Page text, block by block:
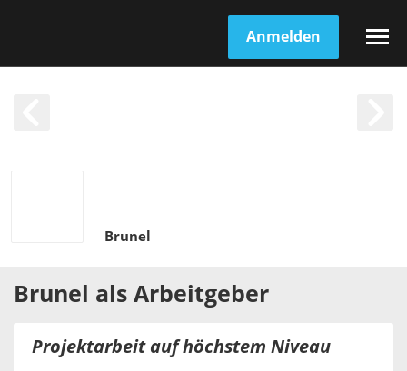
Anmelden
Brunel
Brunel als Arbeitgeber
Projektarbeit auf höchstem Niveau